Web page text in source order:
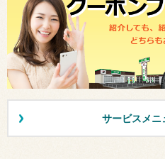
サービスメニ